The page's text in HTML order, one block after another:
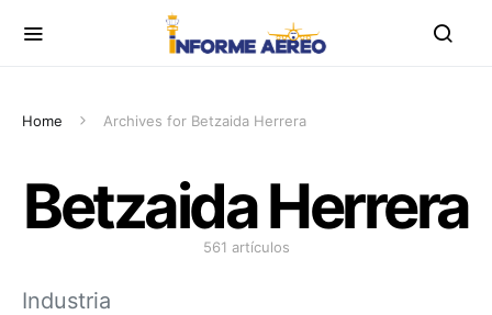
Home Archives for Betzaida Herrera
Betzaida Herrera
561 artículos
Industria